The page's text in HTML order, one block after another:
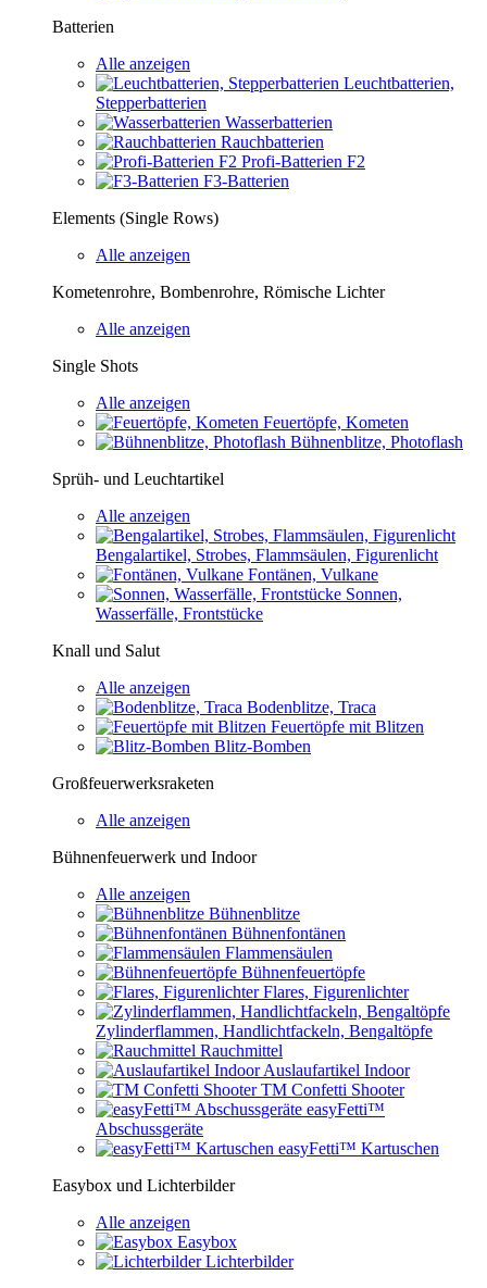
Batterien
Alle anzeigen
Leuchtbatterien,
Stepperbatterien
Wasserbatterien
Rauchbatterien
Profi-Batterien F2
F3-Batterien
Elements (Single Rows)
Alle anzeigen
Kometenrohre, Bombenrohre, Römische Lichter
Alle anzeigen
Single Shots
Alle anzeigen
Feuertöpfe, Kometen
Bühnenblitze, Photoflash
Sprüh- und Leuchtartikel
Alle anzeigen
Bengalartikel, Strobes, Flammsäulen, Figurenlicht
Fontänen, Vulkane
Sonnen,
Wasserfälle, Frontstücke
Knall und Salut
Alle anzeigen
Bodenblitze, Traca
Feuertöpfe mit Blitzen
Blitz-Bomben
Großfeuerwerksraketen
Alle anzeigen
Bühnenfeuerwerk und Indoor
Alle anzeigen
Bühnenblitze
Bühnenfontänen
Flammensäulen
Bühnenfeuertöpfe
Flares, Figurenlichter
Zylinderflammen, Handlichtfackeln, Bengaltöpfe
Rauchmittel
Auslaufartikel Indoor
TM Confetti Shooter
easyFetti™
Abschussgeräte
easyFetti™ Kartuschen
Easybox und Lichterbilder
Alle anzeigen
Easybox
Lichterbilder